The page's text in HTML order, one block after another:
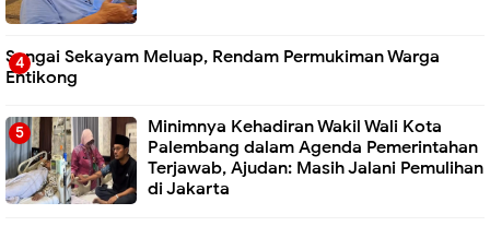
Sungai Sekayam Meluap, Rendam Permukiman Warga
Entikong
Minimnya Kehadiran Wakil Wali Kota
Palembang dalam Agenda Pemerintahan
Terjawab, Ajudan: Masih Jalani Pemulihan
di Jakarta